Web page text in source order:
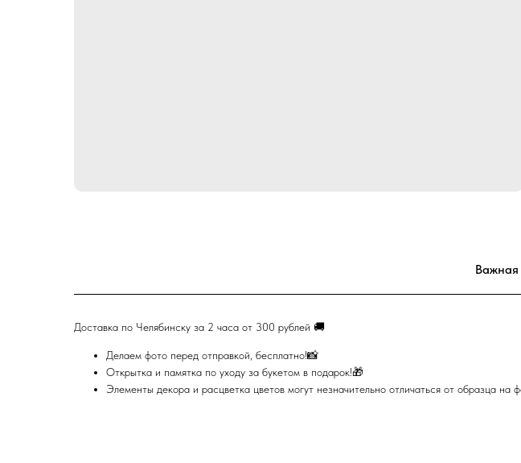
Важная
Доставка по Челябинску за 2 часа от 300 рублей 🚚
Делаем фото перед отправкой, бесплатно!📸
Открытка и памятка по уходу за букетом в подарок!🎁
Элементы декора и расцветка цветов могут незначительно отличаться от образца на